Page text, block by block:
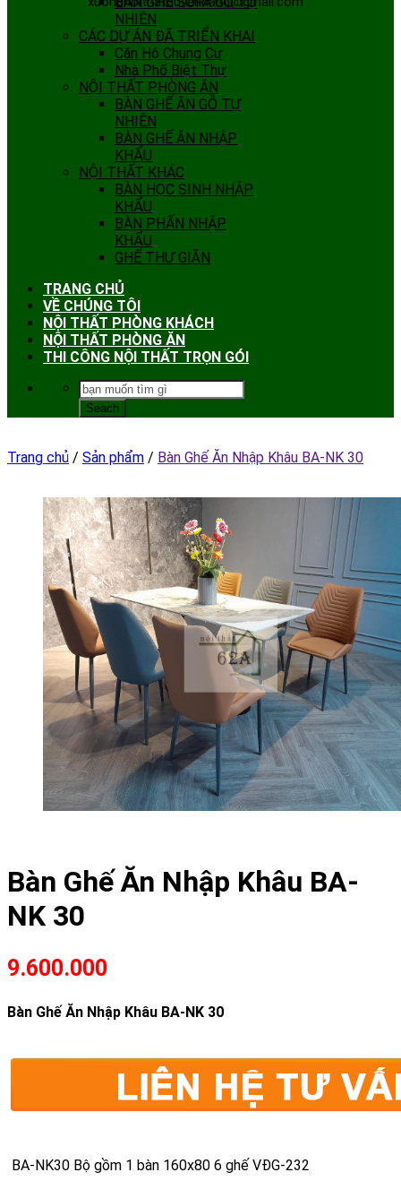
NHIÊN
CÁC DỰ ÁN ĐÃ TRIỂN KHAI
Căn Hộ Chung Cư
Nhà Phố Biệt Thự
NỘI THẤT PHÒNG ĂN
BÀN GHẾ ĂN GỖ TỰ
NHIÊN
BÀN GHẾ ĂN NHẬP
KHẨU
NỘI THẤT KHÁC
BÀN HỌC SINH NHẬP
KHẨU
BÀN PHẤN NHẬP
KHẨU
GHẾ THƯ GIÃN
TRANG CHỦ
VỀ CHÚNG TÔI
NỘI THẤT PHÒNG KHÁCH
NỘI THẤT PHÒNG ĂN
THI CÔNG NỘI THẤT TRỌN GÓI
Trang chủ / Sản phẩm / Bàn Ghế Ăn Nhập Khâu BA-NK 30
Bàn Ghế Ăn Nhập Khâu BA-
NK 30
9.600.000
Bàn Ghế Ăn Nhập Khâu BA-NK 30
BA-NK30 Bộ gồm 1 bàn 160x80 6 ghế VĐG-232